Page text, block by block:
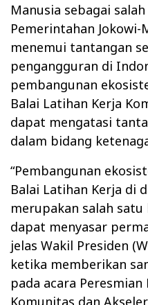
Manusia sebagai
Pemerintahan Jokowi-
menemui tantangan
pengangguran di
pembangunan
Balai Latihan Kerja
dapat mengatasi
dalam bidang
“Pembangunan
Balai Latihan Kerja di
merupakan salah
dapat menyasar
jelas Wakil Presiden
ketika memberikan
pada acara Peresmian
Komunitas dan